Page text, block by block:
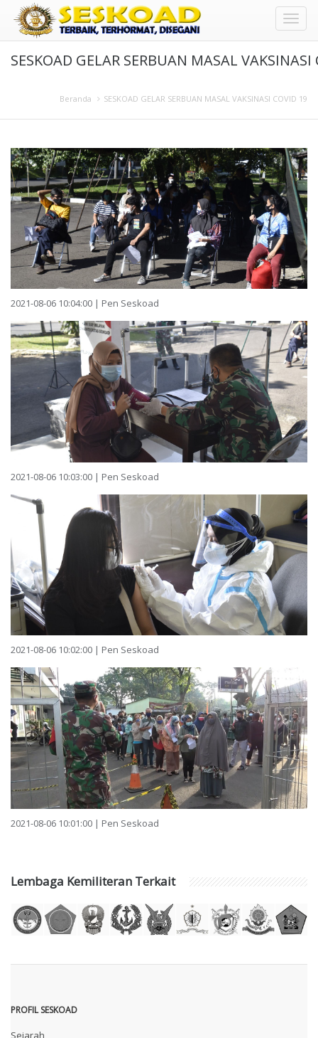
Toggle
SESKOAD GELAR SERBUAN MASAL VAKSINASI
Beranda SESKOAD GELAR SERBUAN MASAL VAKSINASI COVID 19
2021-08-06 10:04:00 | Pen Seskoad
2021-08-06 10:03:00 | Pen Seskoad
2021-08-06 10:02:00 | Pen Seskoad
2021-08-06 10:01:00 | Pen Seskoad
Lembaga Kemiliteran Terkait
PROFIL SESKOAD
Sejarah